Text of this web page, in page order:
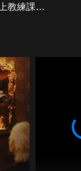
教練課，
動作控制